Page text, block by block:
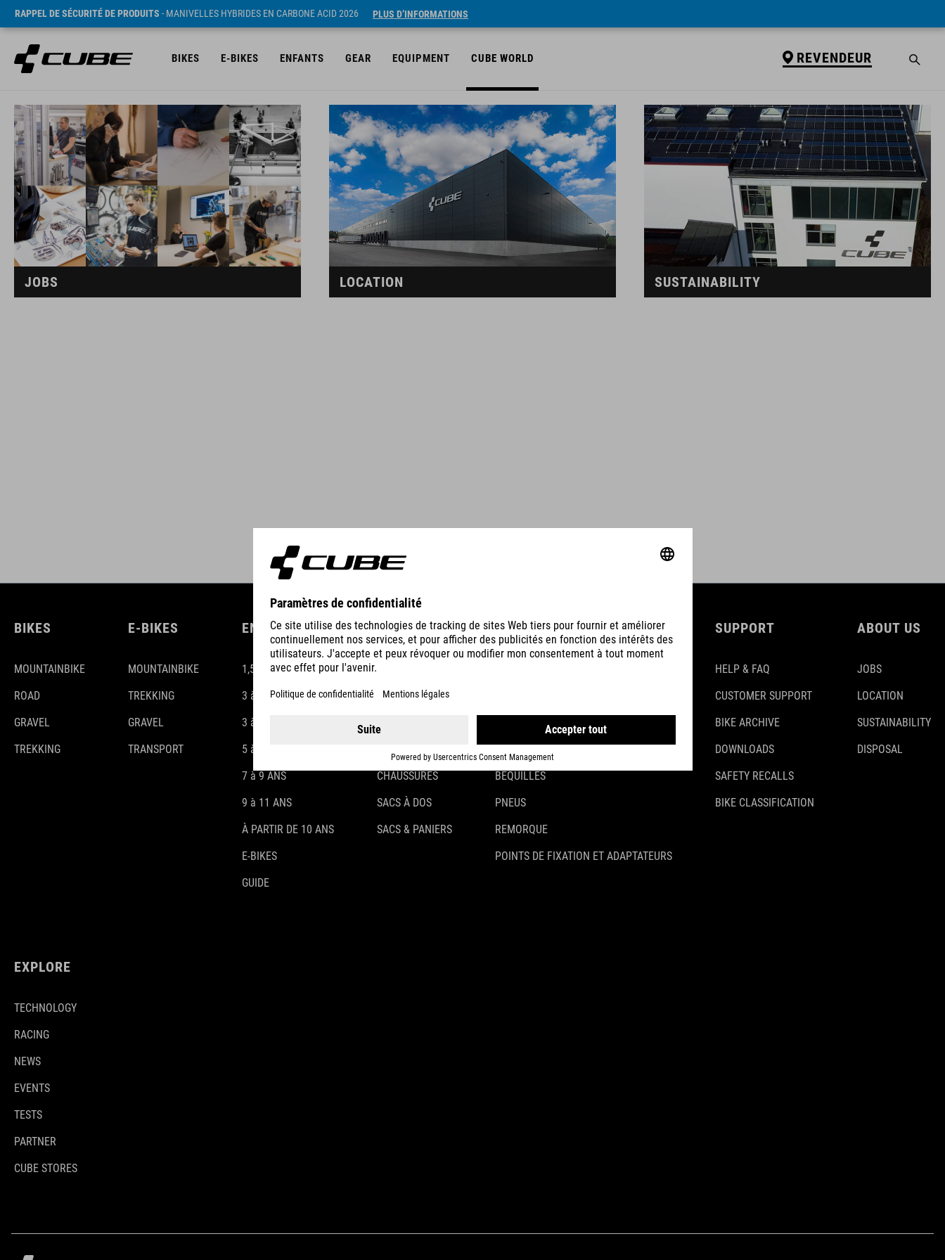
RAPPEL DE SÉCURITÉ DE PRODUITS - MANIVELLES HYBRIDES EN CARBONE ACID 2026 PLUS D’INFORMATIONS
BIKES E-BIKES ENFANTS GEAR EQUIPMENT CUBE WORLD REVENDEUR
JOBS LOCATION SUSTAINABILITY
BIKES
MOUNTAINBIKE
ROAD
GRAVEL
TREKKING
E-BIKES
MOUNTAINBIKE
TREKKING
GRAVEL
TRANSPORT
ENFANTS
1,5-3 ANS
3 à 4 ANS
3 à 5 ANS
5 à 7 ANS
7 à 9 ANS
9 à 11 ANS
À PARTIR DE 10 ANS
E-BIKES
GUIDE
GEAR
VÊTEMENTS
CHAUSSURES
SACS À DOS
SACS & PANIERS
EQUIPMENT
GARDE-BOUE
PORTE-BAGAGES
BÉQUILLES
PNEUS
REMORQUE
POINTS DE FIXATION ET ADAPTATEURS
SUPPORT
HELP & FAQ
CUSTOMER SUPPORT
BIKE ARCHIVE
DOWNLOADS
SAFETY RECALLS
BIKE CLASSIFICATION
ABOUT US
JOBS
LOCATION
SUSTAINABILITY
DISPOSAL
EXPLORE
TECHNOLOGY
RACING
NEWS
EVENTS
TESTS
PARTNER
CUBE STORES